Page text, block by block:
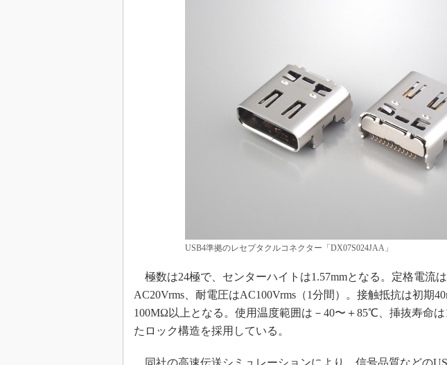
USB4準拠のレセプタクルコネクター「DX07S024JAA」
極数は24極で、センターハイトは1.57mmとなる。定格電流
AC20Vrms、耐電圧はAC100Vrms（1分間）。接触抵抗は初期
100MΩ以上となる。使用温度範囲は－40〜＋85℃、挿抜寿命
たロック構造を採用している。
同社の高速伝送シミュレーションにより、信号品質などの